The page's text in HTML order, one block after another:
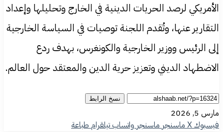
الأمريكي لرصد الحريات الدينية في الخارج وتحليلها وإعداد
التقارير عنها، وتُقدم اللجنة توصيات في السياسة الخارجية
إلى الرئيس ووزير الخارجية والكونغرس، بهدف ردع
الاضطهاد الديني وتعزيز حرية الدين والمعتقد حول العالم.
نسخ الرابط
مارس 5, 2026
فيسبوك‫Xماسنجر ماسنجر واتسابتيلقرامطباعة